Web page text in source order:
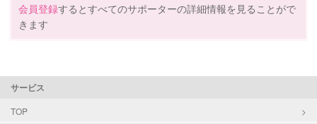
会員登録するとすべてのサポーターの詳細情報を見ることがで
きます
サービス
TOP